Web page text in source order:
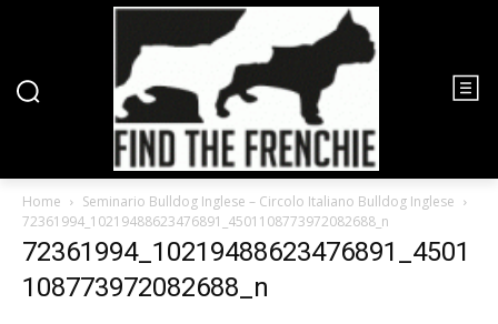
Home
Seminario Bulldog Inglese – Circolo Italiano Bulldog Inglese
72361994_10219488623476891_4501108773972082688_n
72361994_10219488623476891_4501
108773972082688_n